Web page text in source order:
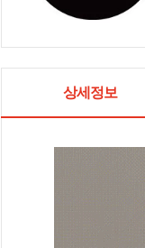
상세정보